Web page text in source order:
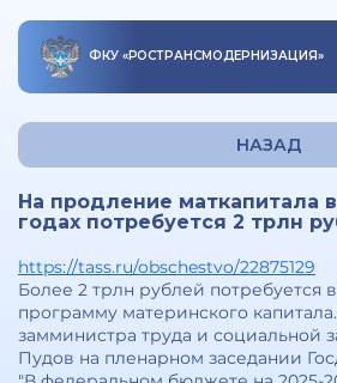
ФКУ «РОСТРАНСМОДЕРНИЗАЦИЯ»
НАЗАД
На продление маткапитала
годах потребуется 2 трлн
https://tass.ru/obschestvo/22875129
Более 2 трлн рублей потребуется
программу материнского
замминистра труда и социальной
Пудов на пленарном заседании